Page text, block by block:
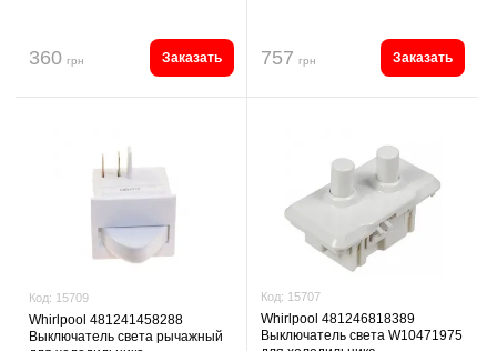
360 грн Заказать 757 грн Заказать
Код: 15709
Whirlpool 481241458288
Выключатель света рычажный
Код: 15707
Whirlpool 481246818389
Выключатель света W10471975